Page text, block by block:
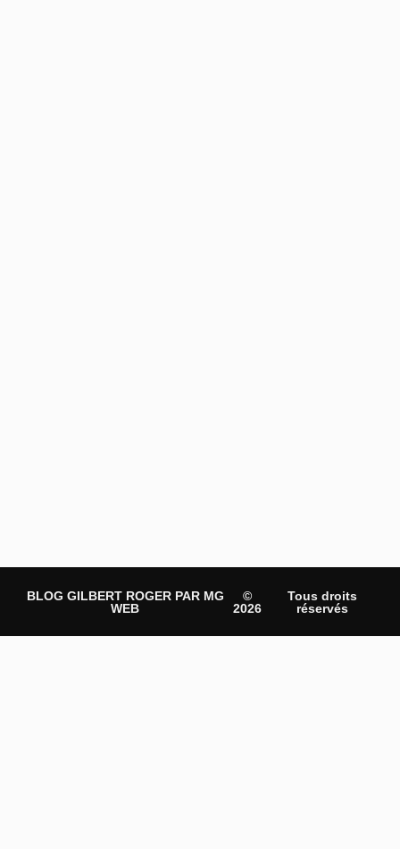
BLOG GILBERT ROGER PAR MG
WEB
©
2026
Tous droits
réservés